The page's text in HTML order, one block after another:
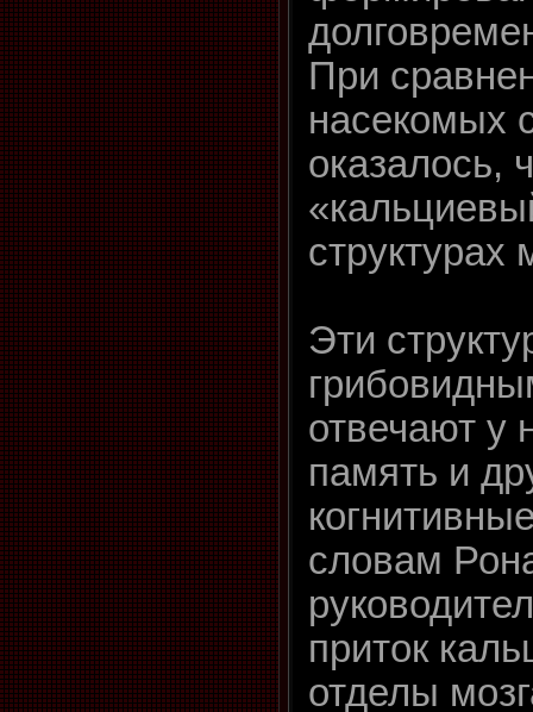
При
насекомых
оказалось,
структурах
Эти
отвечают у
память и
словам
приток
отделы